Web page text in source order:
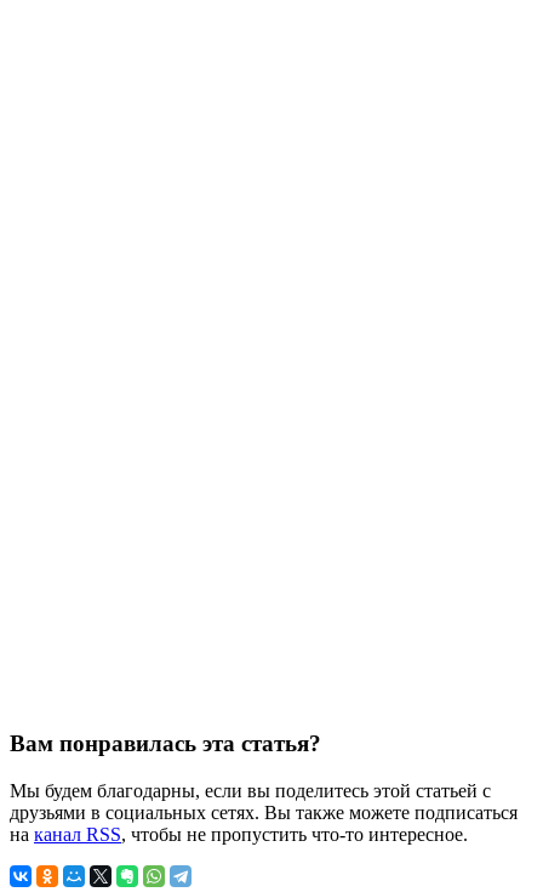
Вам понравилась эта статья?
Мы будем благодарны, если вы поделитесь этой статьей с
друзьями в социальных сетях. Вы также можете подписаться
на канал RSS, чтобы не пропустить что-то интересное.